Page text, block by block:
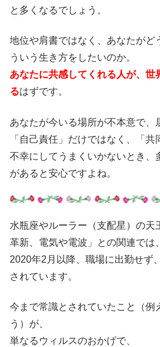
と多くなるでしょう。
地位や肩書ではなく、あなたがど
ういう生き方をしたいのか。
あなたに共感してくれる人が、世
るはずです。
あなたが今いる場所が不本意で、
「自己責任」だけではなく、「共
不幸にしてうまくいかないとき、
があると安心ですよね。
水瓶座やルーラー（支配星）の天
革新、電気や電波」との関連では、
2020年2月以降、職場に出勤せず
されています。
今まで常識とされていたこと（例
う）が、
単なるウィルスのおかげで、